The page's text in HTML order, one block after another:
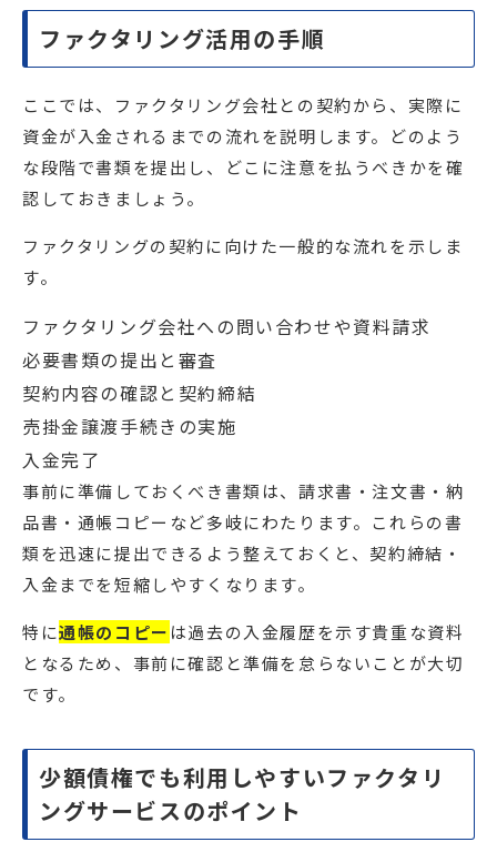
ファクタリング活用の手順
ここでは、ファクタリング会社との契約から、実際に
資金が入金されるまでの流れを説明します。どのよう
な段階で書類を提出し、どこに注意を払うべきかを確
認しておきましょう。
ファクタリングの契約に向けた一般的な流れを示しま
す。
ファクタリング会社への問い合わせや資料請求
必要書類の提出と審査
契約内容の確認と契約締結
売掛金譲渡手続きの実施
入金完了
事前に準備しておくべき書類は、請求書・注文書・納
品書・通帳コピーなど多岐にわたります。これらの書
類を迅速に提出できるよう整えておくと、契約締結・
入金までを短縮しやすくなります。
特に通帳のコピー は過去の入金履歴を示す貴重な資料
となるため、事前に確認と準備を怠らないことが大切
です。
少額債権でも利用しやすいファクタリ
ングサービスのポイント